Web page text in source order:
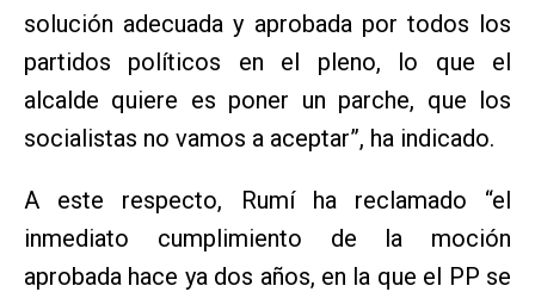
solución adecuada y aprobada por todos los
partidos políticos en el pleno, lo que el
alcalde quiere es poner un parche, que los
socialistas no vamos a aceptar”, ha indicado.
A este respecto, Rumí ha reclamado “el
inmediato cumplimiento de la moción
aprobada hace ya dos años, en la que el PP se